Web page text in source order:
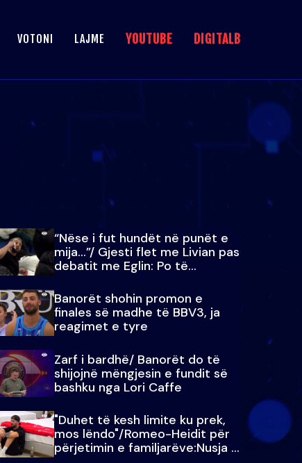
VOTONI LAJME YOUTUBE DIGITALB
“Nëse i fut hundët në punët e
mija…”/ Gjesti flet me Livian pas
debatit me Eglin: Po të
paralajmëroj
Banorët shohin promon e
finales së madhe të BBV3, ja
reagimet e tyre
Zarf i bardhë/ Banorët do të
shijojnë mëngjesin e fundit së
bashku nga Lori Caffe
"Duhet të kesh limite ku prek,
mos lëndo"/Romeo-Heidit për
përjetimin e familjarëve:Nusja e